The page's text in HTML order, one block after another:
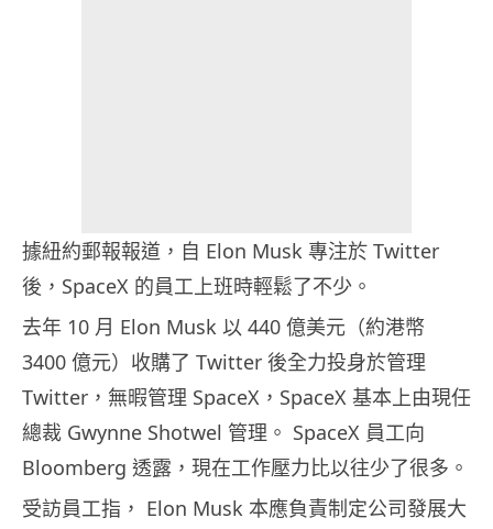
據紐約郵報報道，自 Elon Musk 專注於 Twitter
後，SpaceX 的員工上班時輕鬆了不少。
去年 10 月 Elon Musk 以 440 億美元（約港幣
3400 億元）收購了 Twitter 後全力投身於管理
Twitter，無暇管理 SpaceX，SpaceX 基本上由現任
總裁 Gwynne Shotwel 管理。 SpaceX 員工向
Bloomberg 透露，現在工作壓力比以往少了很多。
受訪員工指， Elon Musk 本應負責制定公司發展大